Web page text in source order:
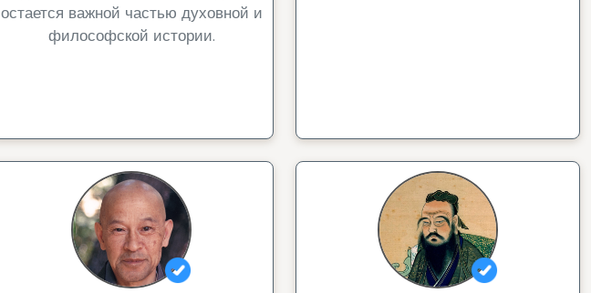
остается важной частью духовной и
философской истории.